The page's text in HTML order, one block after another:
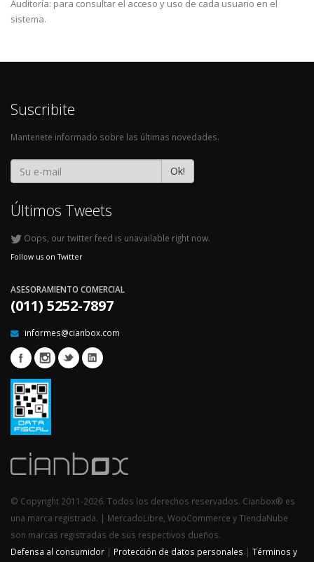
Auditoría: para consultar el acceso y uso de cada usuario en el
sistema.
Suscribite
Mantenete informado sobre las últimas novedades.
Ok!
Últimos Tweets
Oops, our twitter feed is unavailable right now.
Follow us on Twitter
ASESORAMIENTO COMERCIAL
(011) 5252-7897
informes@cianbox.com
© Copyright 2011-2026. Todos los derechos reservados. Cianbox® es
una marca registrada. | MercadoLibre, WooCommerce y TiendaNube
son marcas registradas de sus respectivos dueños.
Defensa al consumidor | Protección de datos personales | Términos y